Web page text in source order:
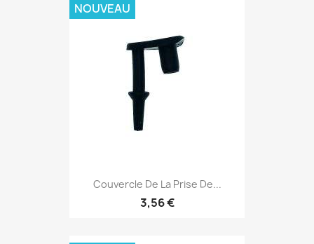
Couvercle De La Prise De...
3,56 €
NOUVEAU